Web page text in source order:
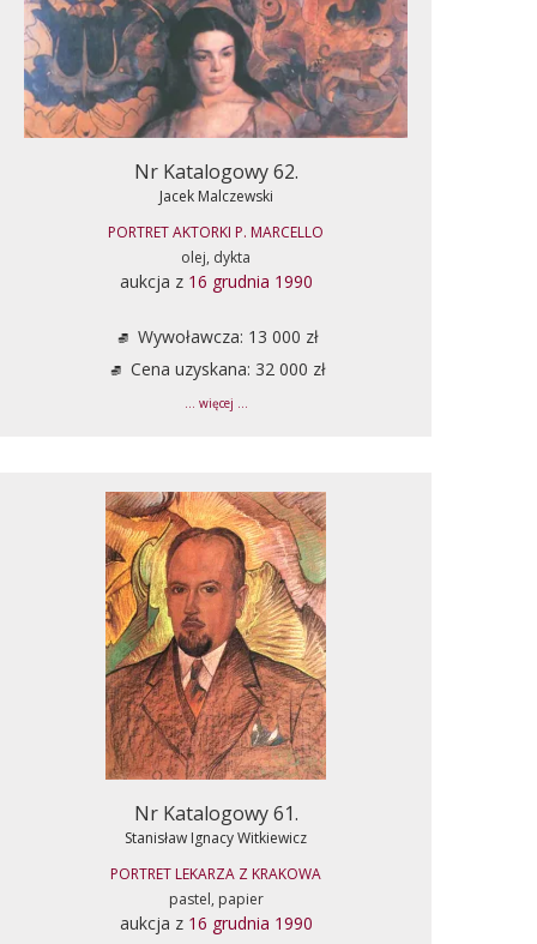
Nr Katalogowy 62.
Jacek Malczewski
PORTRET AKTORKI P. MARCELLO
olej, dykta
aukcja z 16 grudnia 1990
Wywoławcza: 13 000 zł
Cena uzyskana: 32 000 zł
... więcej ...
Nr Katalogowy 61.
Stanisław Ignacy Witkiewicz
PORTRET LEKARZA Z KRAKOWA
pastel, papier
aukcja z 16 grudnia 1990